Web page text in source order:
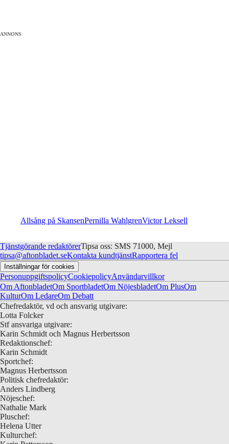
ANNONS
Allsång på SkansenPernilla WahlgrenVictor Leksell
Tjänstgörande redaktörerTipsa oss: SMS 71000, Mejl
tipsa@aftonbladet.seKontakta kundtjänstRapportera fel
Inställningar för cookies
PersonuppgiftspolicyCookiepolicyAnvändarvillkor
Om AftonbladetOm SportbladetOm NöjesbladetOm PlusOm
KulturOm LedareOm Debatt
Chefredaktör, vd och ansvarig utgivare:
Lotta Folcker
Stf ansvariga utgivare:
Karin Schmidt och Magnus Herbertsson
Redaktionschef:
Karin Schmidt
Sportchef:
Magnus Herbertsson
Politisk chefredaktör:
Anders Lindberg
Nöjeschef:
Nathalie Mark
Pluschef:
Helena Utter
Kulturchef: